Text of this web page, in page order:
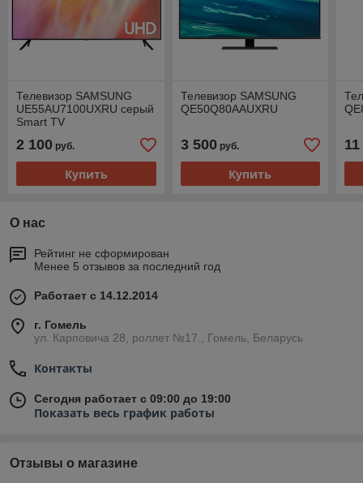
Телевизор SAMSUNG
UE55AU7100UXRU серый
Smart TV
2 100 руб.
Купить
Телевизор SAMSUNG
QE50Q80AAUXRU
3 500руб.
Купить
О нас
Рейтинг не сформирован
Менее 5 отзывов за последний год
Работает с 14.12.2014
г. Гомель
ул. Карповича 28, роллет №17., Гомель, Беларусь
Контакты
Сегодня работает с 09:00 до 19:00
Показать весь график работы
Отзывы о магазине